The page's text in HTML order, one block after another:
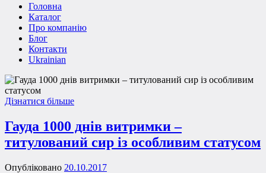
Головна
Каталог
Про компанію
Блог
Контакти
Ukrainian
Дізнатися більше
Гауда 1000 днів витримки –
титулований сир із особливим статусом
Опубліковано 20.10.2017